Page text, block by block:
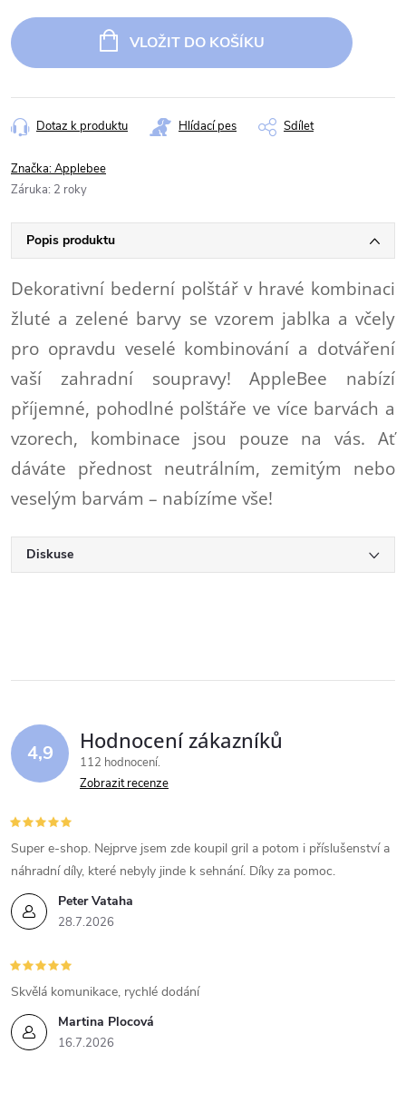
cena:
VLOŽIT DO KOŠÍKU
Dotaz k produktu Hlídací pes Sdílet
Značka:Applebee
Záruka: 2 roky
Popis produktu
Dekorativní bederní polštář v hravé kombinaci
žluté a zelené barvy se vzorem jablka a včely
pro opravdu veselé kombinování a dotváření
vaší zahradní soupravy! AppleBee nabízí
příjemné, pohodlné polštáře ve více barvách a
vzorech, kombinace jsou pouze na vás. Ať
dáváte přednost neutrálním, zemitým nebo
veselým barvám – nabízíme vše!
Diskuse
4,9 Hodnocení zákazníků
112 hodnocení
Zobrazit recenze
Peter Vataha
28.7.2026
Super e-shop. Nejprve jsem zde koupil gril a potom i příslušenství a
náhradní díly, které nebyly jinde k sehnání. Díky za pomoc.
Martina Plocová
16.7.2026
Skvělá komunikace, rychlé dodání